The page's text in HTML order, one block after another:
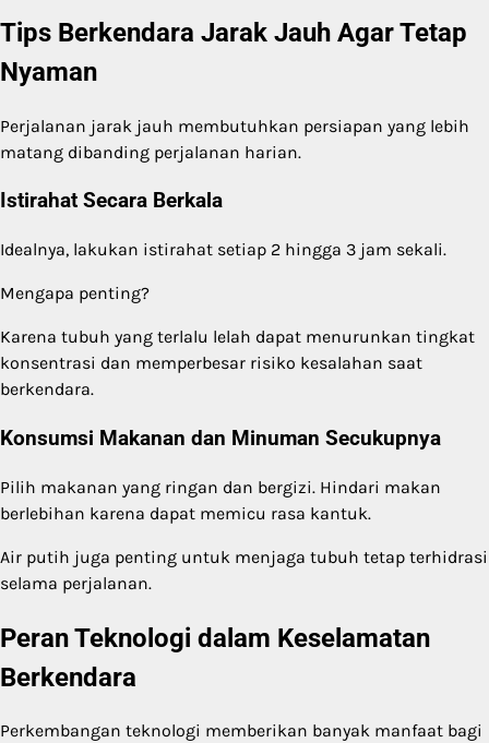
Tips Berkendara Jarak Jauh Agar Tetap
Nyaman
Perjalanan jarak jauh membutuhkan persiapan yang lebih
matang dibanding perjalanan harian.
Istirahat Secara Berkala
Idealnya, lakukan istirahat setiap 2 hingga 3 jam sekali.
Mengapa penting?
Karena tubuh yang terlalu lelah dapat menurunkan tingkat
konsentrasi dan memperbesar risiko kesalahan saat
berkendara.
Konsumsi Makanan dan Minuman Secukupnya
Pilih makanan yang ringan dan bergizi. Hindari makan
berlebihan karena dapat memicu rasa kantuk.
Air putih juga penting untuk menjaga tubuh tetap terhidrasi
selama perjalanan.
Peran Teknologi dalam Keselamatan
Berkendara
Perkembangan teknologi memberikan banyak manfaat bagi